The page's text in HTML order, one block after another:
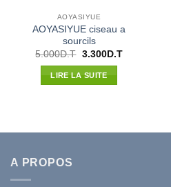
AOYASIYUE
AOYASIYUE ciseau a
sourcils
5.000D.T Le
initial
était :
3.300D.TLe
LIRE LA SUITE
A PROPOS